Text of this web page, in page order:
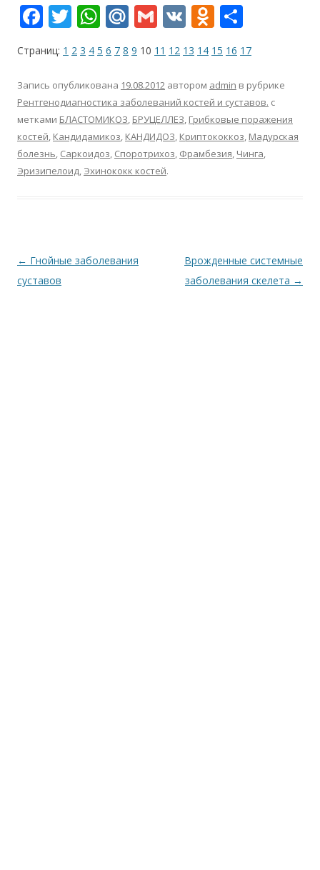
F
ac
e
b
o
o
k
T
w
itt
er
W
h
at
s
A
p
p
M
ai
l.
R
u
G
m
ai
l
V
K
O
d
n
o
kl
as
s
т
п
р
а
в
и
Страниц: 1 2 3 4 5 6 7 8 9 10 11 12 13 14 15 16 17
Запись опубликована 19.08.2012 автором admin в рубрике
Рентгенодиагностика заболеваний костей и суставов. с
метками БЛАСТОМИКОЗ, БРУЦЕЛЛЕЗ, Грибковые поражения
костей, Кандидамикоз, КАНДИДОЗ, Криптококкоз, Мадурская
болезнь, Саркоидоз, Споротрихоз, Фрамбезия, Чинга,
Эризипелоид, Эхинококк костей.
Навигация
по
← Гнойные заболевания
суставов
Врожденные системные
заболевания скелета →